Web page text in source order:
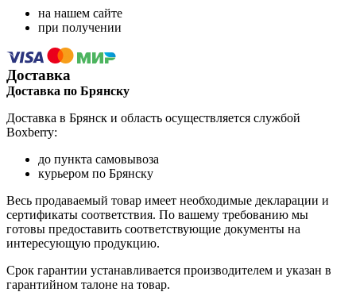
на нашем сайте
при получении
Доставка
Доставка по Брянску
Доставка в Брянск и область осуществляется службой
Boxberry:
до пункта самовывоза
курьером по Брянску
Весь продаваемый товар имеет необходимые декларации и
сертификаты соответствия. По вашему требованию мы
готовы предоставить соответствующие документы на
интересующую продукцию.
Срок гарантии устанавливается производителем и указан в
гарантийном талоне на товар.